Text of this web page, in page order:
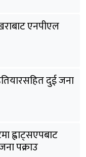
एनपीएल
दुई जना
ह्वाट्सएपबाट
पक्राउ